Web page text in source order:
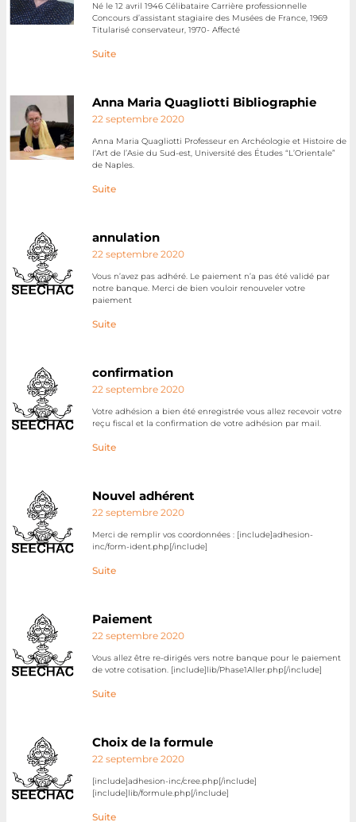
Né le 12 avril 1946 Célibataire Carrière professionnelle
Concours d’assistant stagiaire des Musées de France, 1969
Titularisé conservateur, 1970- Affecté
Suite
Anna Maria Quagliotti Bibliographie
22 septembre 2020
Anna Maria Quagliotti Professeur en Archéologie et Histoire de
l’Art de l’Asie du Sud-est, Université des Études “L’Orientale”
de Naples.
Suite
annulation
22 septembre 2020
Vous n’avez pas adhéré. Le paiement n’a pas été validé par
notre banque. Merci de bien vouloir renouveler votre
paiement
Suite
confirmation
22 septembre 2020
Votre adhésion a bien été enregistrée vous allez recevoir votre
reçu fiscal et la confirmation de votre adhésion par mail.
Suite
Nouvel adhérent
22 septembre 2020
Merci de remplir vos coordonnées : [include]adhesion-
inc/form-ident.php[/include]
Suite
Paiement
22 septembre 2020
Vous allez être re-dirigés vers notre banque pour le paiement
de votre cotisation. [include]lib/Phase1Aller.php[/include]
Suite
Choix de la formule
22 septembre 2020
[include]adhesion-inc/cree.php[/include]
[include]lib/formule.php[/include]
Suite